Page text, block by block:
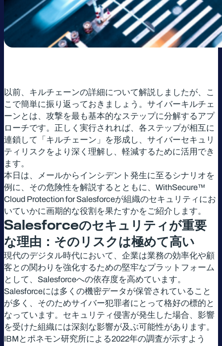
以前、キルチェーンの詳細について解説しましたが、こ
こで簡単に振り返っておきましょう。サイバーキルチェ
ーンとは、攻撃を最も基本的なステップに分解するアプ
ローチです。正しく実行されれば、各ステップが相互に
連鎖して「キルチェーン」を形成し、サイバーセキュリ
ティリスクをより深く理解し、軽減するために活用でき
ます。
本日は、メールからインシデント発生に至るシナリオを
例に、その危険性を解説するとともに、WithSecure™
Cloud Protection for Salesforceが組織のセキュリティにお
いていかに画期的な役割を果たすかをご紹介します。
Salesforceのセキュリティが重要
な理由：そのリスクは極めて高い
現代のデジタル時代において、企業は業務の効率化や顧
客との関わりを強化するための堅牢なプラットフォーム
として、Salesforceへの依存度を高めています。
Salesforceには多くの機密データが保管されていること
が多く、そのためサイバー犯罪者にとって格好の標的と
なっています。セキュリティ侵害が発生した場合、影響
を受けた組織には深刻な影響が及ぶ可能性があります。
IBMとポネモン研究所による2022年の調査が示すよう